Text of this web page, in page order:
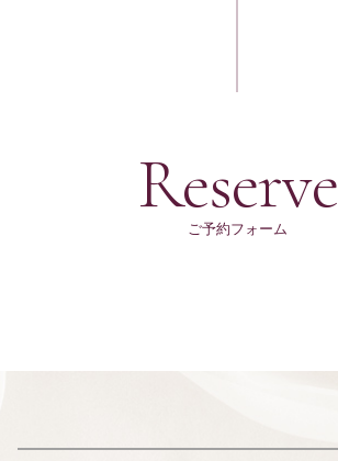
Reserve
ご予約フォーム